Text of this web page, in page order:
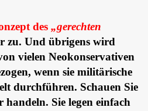
des „gerechten
zu. Und übrigens wird
vielen Neokonservativen
wenn sie militärische
durchführen. Schauen Sie
handeln. Sie legen einfach